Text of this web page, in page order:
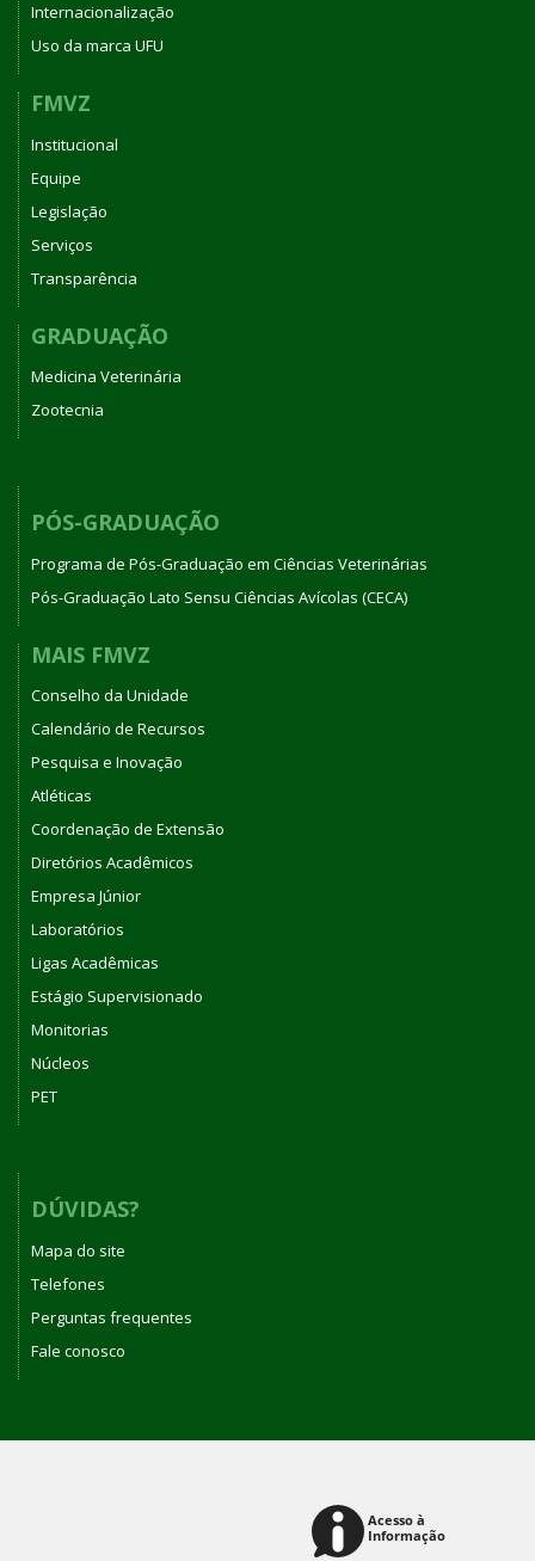
Internacionalização
Uso da marca UFU
FMVZ
Institucional
Equipe
Legislação
Serviços
Transparência
GRADUAÇÃO
Medicina Veterinária
Zootecnia
PÓS-GRADUAÇÃO
Programa de Pós-Graduação em Ciências Veterinárias
Pós-Graduação Lato Sensu Ciências Avícolas (CECA)
MAIS FMVZ
Conselho da Unidade
Calendário de Recursos
Pesquisa e Inovação
Atléticas
Coordenação de Extensão
Diretórios Acadêmicos
Empresa Júnior
Laboratórios
Ligas Acadêmicas
Estágio Supervisionado
Monitorias
Núcleos
PET
DÚVIDAS?
Mapa do site
Telefones
Perguntas frequentes
Fale conosco